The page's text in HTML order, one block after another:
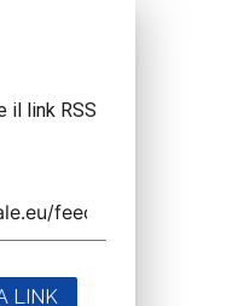
il link RSS
LINK